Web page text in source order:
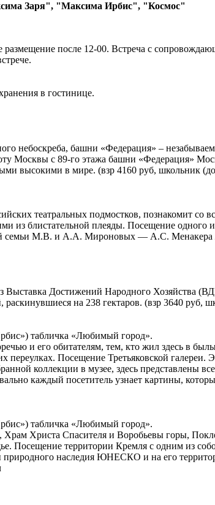
Заря", "Максима Ирбис", "Космос"
после 12-00. Встреча с
в гостинице.
небоскреба, башни «Федерация» –
Москвы с 89-го этажа башни «Федерация»
высокими в мире. (взр 4160 руб, школьник
театральных подмостков, познакомит со
блистательной плеяды. Посещение одного
семьи М.В. и А.А. Мироновых — А.С. Менакера
Выставка Достижений Народного Хозяйства
на 238 гектаров. (взр 3640 руб,
табличка «Любимый город».
и его обитателям, тем, кто жил здесь в
Посещение Третьяковской галереи.
коллекции в музее, здесь представлены
каждый посетитель узнает картины,
табличка «Любимый город».
Храм Христа Спасителя и Воробьевы горы,
Посещение территории Кремля с одним из
наследия ЮНЕСКО и на его